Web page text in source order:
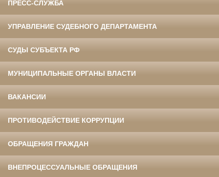
ПРЕСС-СЛУЖБА
УПРАВЛЕНИЕ СУДЕБНОГО ДЕПАРТАМЕНТА
СУДЫ СУБЪЕКТА РФ
МУНИЦИПАЛЬНЫЕ ОРГАНЫ ВЛАСТИ
ВАКАНСИИ
ПРОТИВОДЕЙСТВИЕ КОРРУПЦИИ
ОБРАЩЕНИЯ ГРАЖДАН
ВНЕПРОЦЕССУАЛЬНЫЕ ОБРАЩЕНИЯ